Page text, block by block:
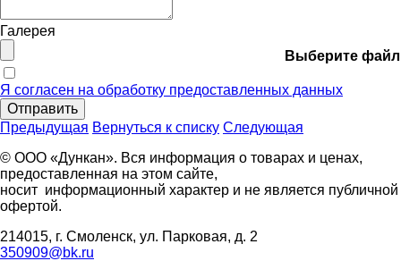
Галерея
Выберите файл
Я согласен на обработку предоставленных данных
Отправить
Предыдущая Вернуться к списку Следующая
© ООО «Дункан». Вся информация о товарах и ценах,
предоставленная на этом сайте,
носит информационный характер и не является публичной
офертой.
214015, г. Смоленск, ул. Парковая, д. 2
350909@bk.ru